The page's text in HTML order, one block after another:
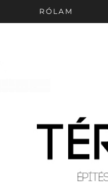
RÓLAM